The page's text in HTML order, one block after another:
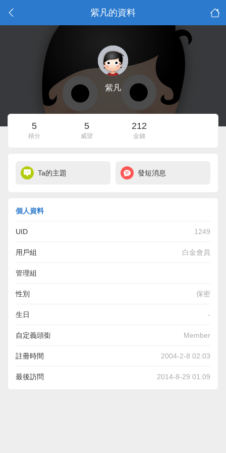
紫凡的資料
紫凡
5
積分
5
威望
212
金錢
Ta的主題 發短消息
個人資料
UID 1249
用戶組 白金會員
管理組
性別 保密
生日 -
自定義頭銜 Member
註冊時間 2004-2-8 02:03
最後訪問 2014-8-29 01:09